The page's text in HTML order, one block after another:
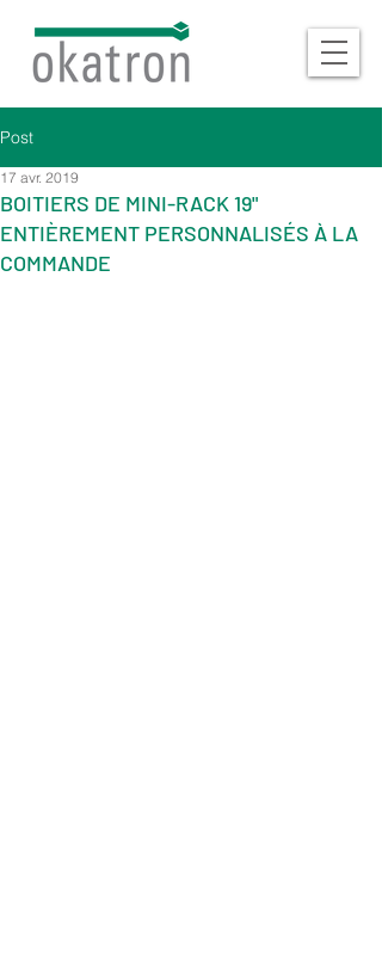
Post
BOITIERS DE MINI-RACK 19"
ENTIÈREMENT PERSONNALISÉS À LA
COMMANDE
17 avr. 2019